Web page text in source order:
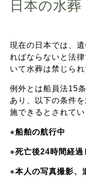
日本の水葬
現在の日本では、
ればならないと法
いて水葬は禁じられ
例外とは船員法15
あり、以下の条件
施できるとされてい
●船舶の航行中
●死亡後24時間経過
●本人の写真撮影、